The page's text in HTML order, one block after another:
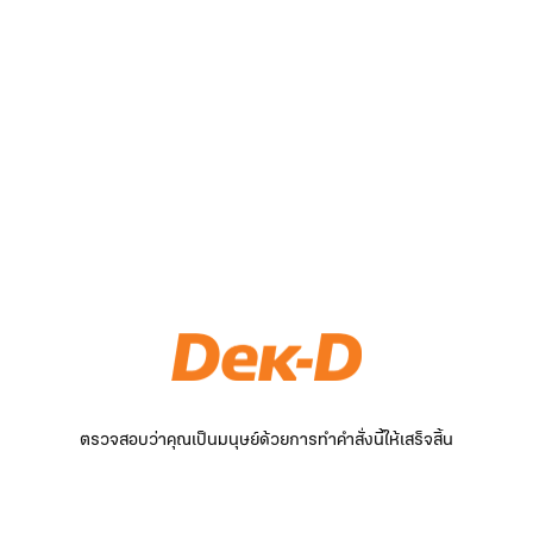
ตรวจสอบว่าคุณเป็นมนุษย์ด้วยการทำคำสั่งนี้ให้เสร็จสิ้น